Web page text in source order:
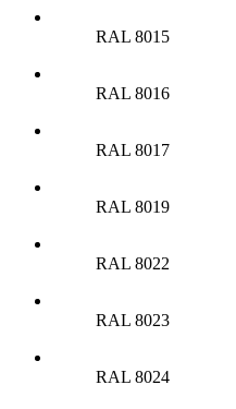
RAL 8015
RAL 8016
RAL 8017
RAL 8019
RAL 8022
RAL 8023
RAL 8024